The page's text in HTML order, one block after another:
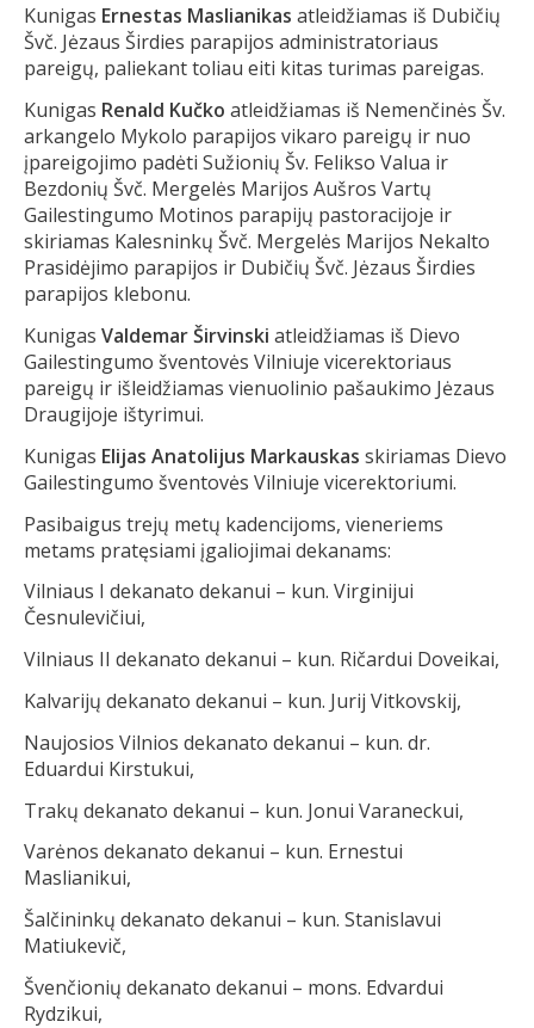
Kunigas Ernestas Maslianikas atleidžiamas iš Dubičių
Švč. Jėzaus Širdies parapijos administratoriaus
pareigų, paliekant toliau eiti kitas turimas pareigas.
Kunigas Renald Kučko atleidžiamas iš Nemenčinės Šv.
arkangelo Mykolo parapijos vikaro pareigų ir nuo
įpareigojimo padėti Sužionių Šv. Felikso Valua ir
Bezdonių Švč. Mergelės Marijos Aušros Vartų
Gailestingumo Motinos parapijų pastoracijoje ir
skiriamas Kalesninkų Švč. Mergelės Marijos Nekalto
Prasidėjimo parapijos ir Dubičių Švč. Jėzaus Širdies
parapijos klebonu.
Kunigas Valdemar Širvinski atleidžiamas iš Dievo
Gailestingumo šventovės Vilniuje vicerektoriaus
pareigų ir išleidžiamas vienuolinio pašaukimo Jėzaus
Draugijoje ištyrimui.
Kunigas Elijas Anatolijus Markauskas skiriamas Dievo
Gailestingumo šventovės Vilniuje vicerektoriumi.
Pasibaigus trejų metų kadencijoms, vieneriems
metams pratęsiami įgaliojimai dekanams:
Vilniaus I dekanato dekanui – kun. Virginijui
Česnulevičiui,
Vilniaus II dekanato dekanui – kun. Ričardui Doveikai,
Kalvarijų dekanato dekanui – kun. Jurij Vitkovskij,
Naujosios Vilnios dekanato dekanui – kun. dr.
Eduardui Kirstukui,
Trakų dekanato dekanui – kun. Jonui Varaneckui,
Varėnos dekanato dekanui – kun. Ernestui
Maslianikui,
Šalčininkų dekanato dekanui – kun. Stanislavui
Matiukevič,
Švenčionių dekanato dekanui – mons. Edvardui
Rydzikui,